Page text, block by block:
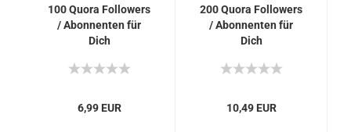
100 Quora Fol­lowers
/ Abon­nen­ten für
Dich
6,99 EUR
200 Quora Fol­lowers
/ Abon­nen­ten für
Dich
10,49 EUR